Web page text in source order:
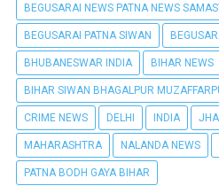
BEGUSARAI NEWS PATNA NEWS
BEGUSARAI PATNA SIWAN
BHUBANESWAR INDIA BIHAR NEWS
BIHAR SIWAN BHAGALPUR
CRIME NEWS DELHI INDIA
MAHARASHTRA NALANDA NEWS
PATNA BODH GAYA BIHAR